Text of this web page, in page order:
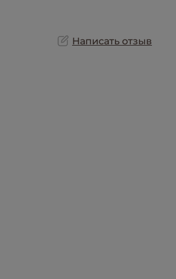
Написать отзыв